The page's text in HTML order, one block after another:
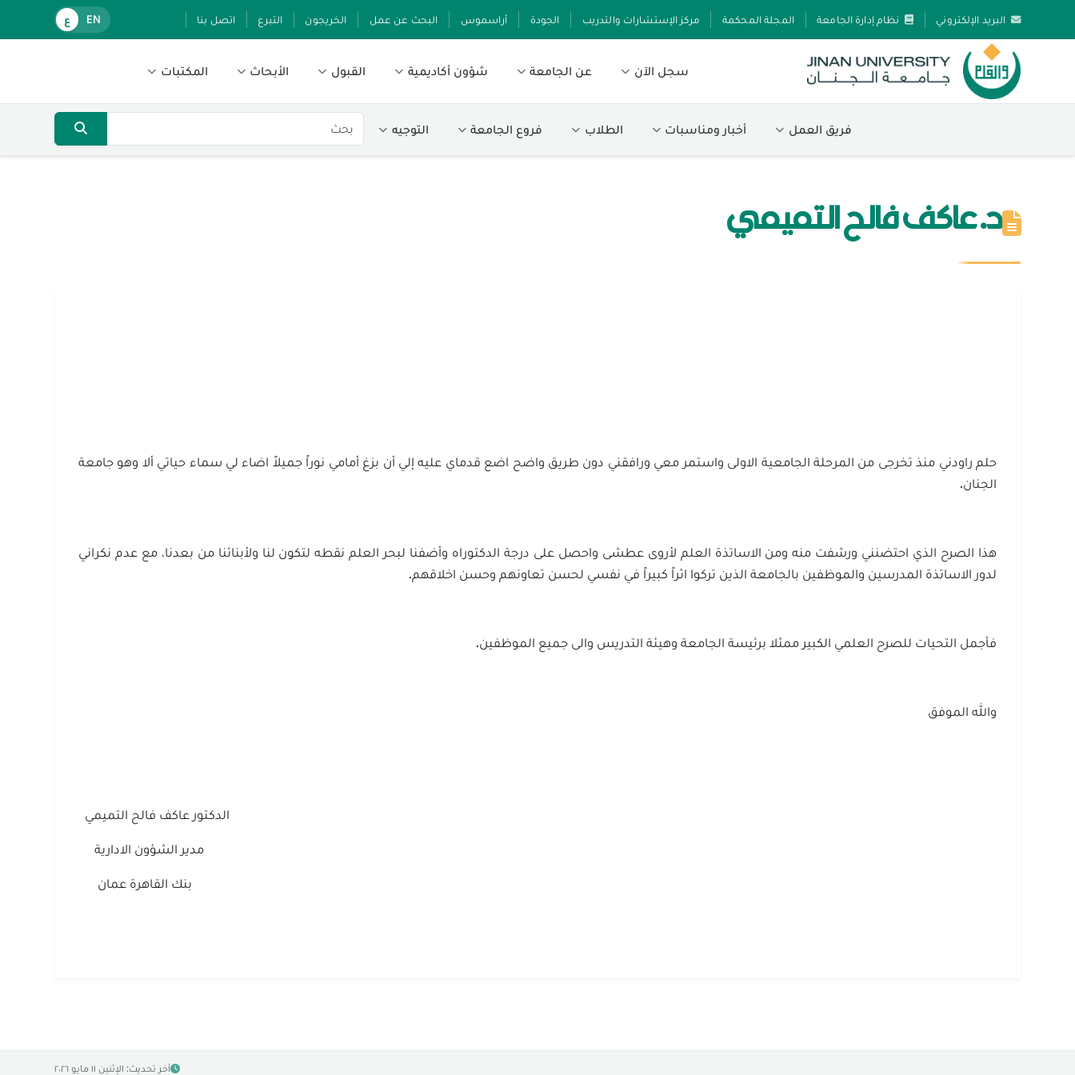
البريد الإلكتروني نظام إدارة الجامعة المجلة المحكمة مركز الإستشارات والتدريب الجودة أراسموس البحث عن عمل الخريجون التبرع اتصل بنا EN ع
سجل الآن عن الجامعة شؤون أكاديمية القبول الأبحاث المكتبات
فريق العمل أخبار ومناسبات الطلاب فروع الجامعة التوجيه
د. عاكف فالح التميمي
حلم راودني منذ تخرجى من المرحلة الجامعية الاولى واستمر معي ورافقني دون طريق واضح اضع قدماي عليه إلي أن بزغ أمامي نوراً جميلاً اضاء لي سماء حياتي ألا وهو جامعة
الجنان.
هذا الصرح الذي احتضنني ورشفت منه ومن الاساتذة العلم لأروى عطشى واحصل على درجة الدكتوراه وأضفنا لبحر العلم نقطه لتكون لنا ولأبنائنا من بعدنا، مع عدم نكراني
لدور الاساتذة المدرسين والموظفين بالجامعة الذين تركوا اثراً كبيراً في نفسي لحسن تعاونهم وحسن اخلاقهم.
فأجمل التحيات للصرح العلمي الكبير ممثلا برئيسة الجامعة وهيئة التدريس والى جميع الموظفين.
والله الموفق
الدكتور عاكف فالح التميمي
مدير الشؤون الادارية
بنك القاهرة عمان
آخر تحديث: الإثنين ١١ مايو ٢٠٢٦